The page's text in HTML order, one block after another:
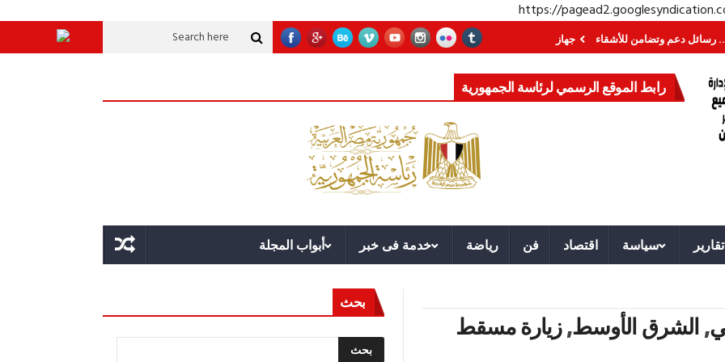
https://
وتضامن للأشقاء جهاز مستقبل مصر نموذجا.. لماذا تُنشئ الدول كيانات تنموية عملاقة؟ قوة الدولة.. عندما يصبح التخطيط خط الدفاع الأول القيادة
رابط الموقع الرسمي لرئاسة الجمهورية
تقارير سياسة اقتصاد فن رياضة خدمة فى خبر أبواب المجلة
, الشرق الأوسط,زيارة مسقط
بحث